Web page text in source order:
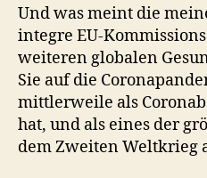
Und was meint die
integre EU-
weiteren globalen
Sie auf die
mittlerweile als
hat, und als eines der
dem Zweiten Weltkrieg